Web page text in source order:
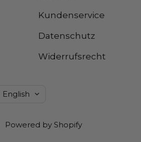
Kundenservice
Datenschutz
Widerrufsrecht
Language
English
Powered by Shopify